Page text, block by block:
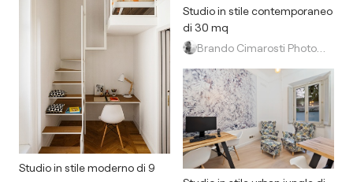
Studio in stile moderno di 9
Studio in stile contemporaneo
di 30 mq